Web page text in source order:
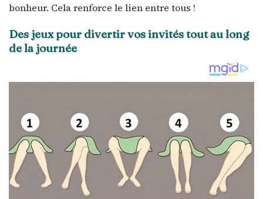
bonheur. Cela renforce le lien entre tous !
Des jeux pour divertir vos invités tout au long
de la journée